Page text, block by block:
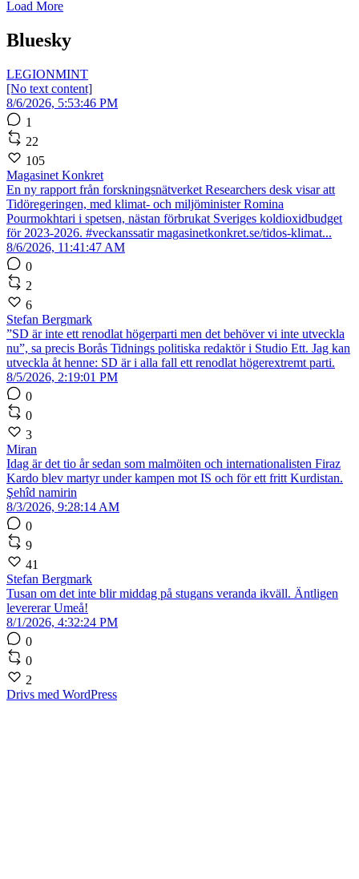
Load More
Bluesky
LEGIONMINT
[No text content]
8/6/2026, 5:53:46 PM
1
22
105
Magasinet Konkret
En ny rapport från forskningsnätverket Researchers desk visar att
Tidöregeringen, med klimat- och miljöminister Romina
Pourmokhtari i spetsen, nästan förbrukat Sveriges koldioxidbudget
för 2023-2026. #veckanssatir magasinetkonkret.se/tidos-klimat...
8/6/2026, 11:41:47 AM
0
2
6
Stefan Bergmark
”SD är inte ett renodlat högerparti men det behöver vi inte utveckla
nu”, sa precis Borås Tidnings politiska redaktör i Studio Ett. Jag kan
utveckla åt henne: SD är i alla fall ett renodlat högerextremt parti.
8/5/2026, 2:19:01 PM
0
0
3
Miran
Idag är det tio år sedan som malmöiten och internationalisten Firaz
Kardo blev martyr under kampen mot IS och för ett fritt Kurdistan.
Şehîd namirin
8/3/2026, 9:28:14 AM
0
9
41
Stefan Bergmark
Tusan om det inte blir middag på stugans veranda ikväll. Äntligen
levererar Umeå!
8/1/2026, 4:32:24 PM
0
0
2
Drivs med WordPress